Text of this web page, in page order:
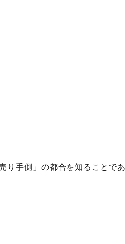
り手側」の都合を知ることであ